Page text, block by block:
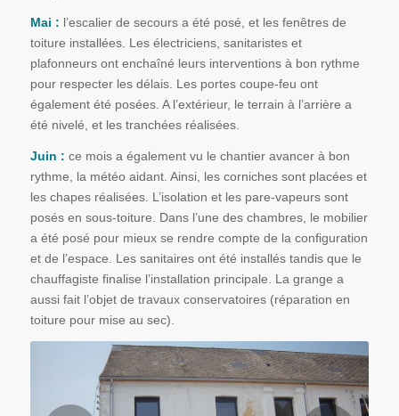
Mai : l’escalier de secours a été posé, et les fenêtres de
toiture installées. Les électriciens, sanitaristes et
plafonneurs ont enchaîné leurs interventions à bon rythme
pour respecter les délais. Les portes coupe-feu ont
également été posées. A l’extérieur, le terrain à l’arrière a
été nivelé, et les tranchées réalisées.
Juin : ce mois a également vu le chantier avancer à bon
rythme, la météo aidant. Ainsi, les corniches sont placées et
les chapes réalisées. L’isolation et les pare-vapeurs sont
posés en sous-toiture. Dans l’une des chambres, le mobilier
a été posé pour mieux se rendre compte de la configuration
et de l’espace. Les sanitaires ont été installés tandis que le
chauffagiste finalise l’installation principale. La grange a
aussi fait l’objet de travaux conservatoires (réparation en
toiture pour mise au sec).